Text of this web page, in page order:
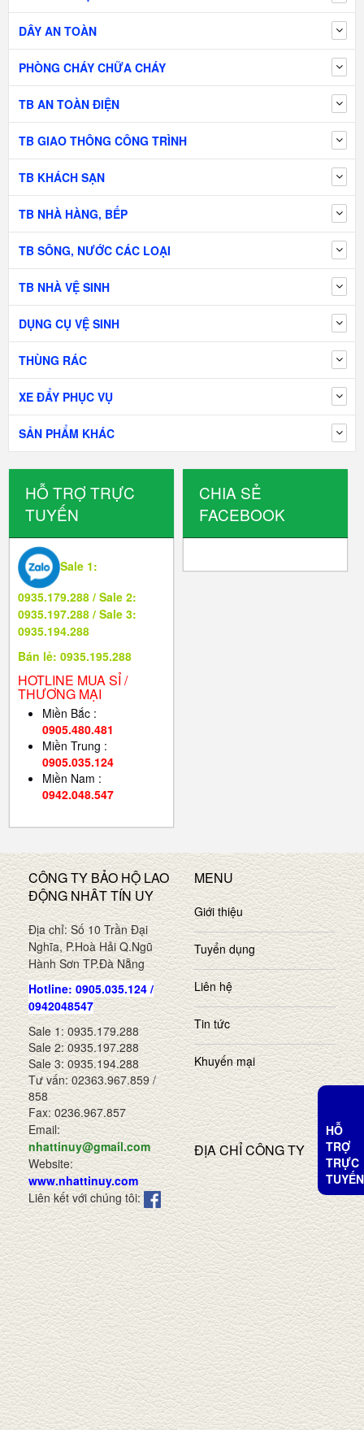
DÂY AN TOÀN
PHÒNG CHÁY CHỮA CHÁY
TB AN TOÀN ĐIỆN
TB GIAO THÔNG CÔNG TRÌNH
TB KHÁCH SẠN
TB NHÀ HÀNG, BẾP
TB SÔNG, NƯỚC CÁC LOẠI
TB NHÀ VỆ SINH
DỤNG CỤ VỆ SINH
THÙNG RÁC
XE ĐẨY PHỤC VỤ
SẢN PHẨM KHÁC
HỖ TRỢ TRỰC
TUYẾN
Sale 1:
0935.179.288 / Sale 2:
0935.197.288 / Sale 3:
0935.194.288
Bán lẻ: 0935.195.288
HOTLINE MUA SỈ /
THƯƠNG MẠI
Miền Bắc :
0905.480.481
Miền Trung :
0905.035.124
Miền Nam :
0942.048.547
CHIA SẺ
FACEBOOK
CÔNG TY BẢO HỘ LAO
ĐỘNG NHÂT TÍN UY
Địa chỉ: Số 10 Trần Đại
Nghĩa, P.Hoà Hải Q.Ngũ
Hành Sơn TP.Đà Nẵng
Hotline: 0905.035.124 /
0942048547
Sale 1: 0935.179.288
Sale 2: 0935.197.288
Sale 3: 0935.194.288
Tư vấn: 02363.967.859 /
858
Fax: 0236.967.857
Email:
nhattinuy@gmail.com
Website:
www.nhattinuy.com
Liên kết với chúng tôi:
MENU
Giới thiệu
Tuyển dụng
Liên hệ
Tin tức
Khuyến mại
ĐỊA CHỈ CÔNG TY
HỖ
TRỢ
TRỰC
TUYẾN